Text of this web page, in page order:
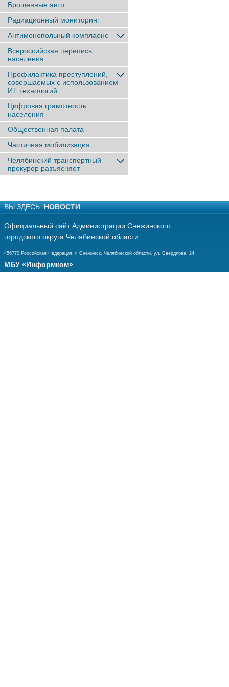
Брошенные авто
Радиационный мониторинг
Антимонопольный комплаенс
Всероссийская перепись
населения
Профилактика преступлений,
совершаемых с использованием
ИТ технологий
Цифровая грамотность
населения
Общественная палата
Частичная мобилизация
Челябинский транспортный
прокурор разъясняет
ВЫ ЗДЕСЬ: НОВОСТИ
Официальный сайт Администрации Снежинского
городского округа Челябинской области
456770 Российская Федерация, г. Снежинск, Челябинской области, ул. Свердлова, 24
МБУ «Информком»